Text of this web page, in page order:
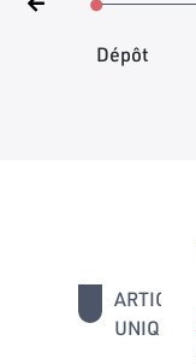
Dépôt
ARTICLE
UNIQUE